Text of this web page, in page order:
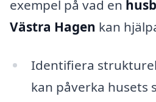
exempel på vad en
Västra Hagen kan
Identifiera
kan påverka husets